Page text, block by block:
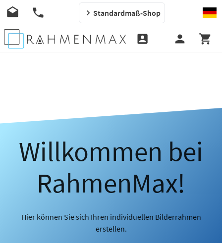
Standardmaß-Shop
Willkommen bei
RahmenMax!
Hier können Sie sich Ihren individuellen Bilderrahmen
erstellen.